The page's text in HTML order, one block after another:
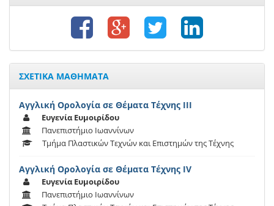
ΣΧΕΤΙΚΑ ΜΑΘΗΜΑΤΑ
Αγγλική Ορολογία σε Θέματα Τέχνης ΙΙΙ
Ευγενία Ευμοιρίδου
Πανεπιστήμιο Ιωαννίνων
Τμήμα Πλαστικών Τεχνών και Επιστημών της Τέχνης
Αγγλική Ορολογία σε Θέματα Τέχνης IV
Ευγενία Ευμοιρίδου
Πανεπιστήμιο Ιωαννίνων